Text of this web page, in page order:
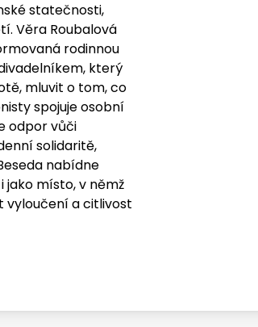
statečnosti,
Věra Roubalová
rodinnou
který
mluvit o tom, co
spojuje osobní
odpor vůči
solidaritě,
nabídne
místo, v němž
vyloučení a citlivost